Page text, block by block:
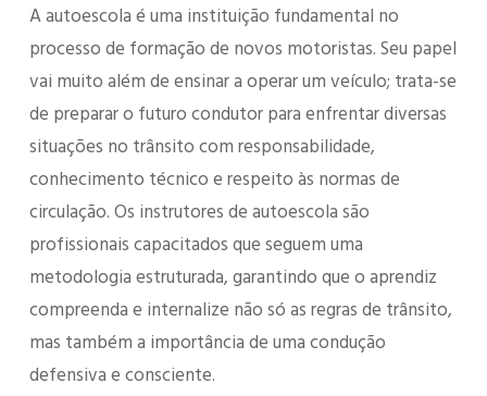
A autoescola é uma instituição fundamental no
processo de formação de novos motoristas. Seu papel
vai muito além de ensinar a operar um veículo; trata-se
de preparar o futuro condutor para enfrentar diversas
situações no trânsito com responsabilidade,
conhecimento técnico e respeito às normas de
circulação. Os instrutores de autoescola são
profissionais capacitados que seguem uma
metodologia estruturada, garantindo que o aprendiz
compreenda e internalize não só as regras de trânsito,
mas também a importância de uma condução
defensiva e consciente.